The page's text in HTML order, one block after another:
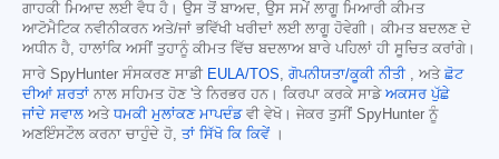
ਗਾਹਕੀ ਮਿਆਦ ਲਈ ਵੈਧ ਹੈ। ਉਸ ਤੋਂ ਬਾਅਦ, ਉਸ ਸਮੇਂ ਲਾਗੂ ਮਿਆਰੀ ਕੀਮਤ
ਆਟੋਮੈਟਿਕ ਨਵੀਨੀਕਰਨ ਅਤੇ/ਜਾਂ ਭਵਿੱਖੀ ਖਰੀਦਾਂ ਲਈ ਲਾਗੂ ਹੋਵੇਗੀ। ਕੀਮਤ ਬਦਲਣ ਦੇ
ਅਧੀਨ ਹੈ, ਹਾਲਾਂਕਿ ਅਸੀਂ ਤੁਹਾਨੂੰ ਕੀਮਤ ਵਿੱਚ ਬਦਲਾਅ ਬਾਰੇ ਪਹਿਲਾਂ ਹੀ ਸੂਚਿਤ ਕਰਾਂਗੇ।
ਸਾਰੇ SpyHunter ਸੰਸਕਰਣ ਸਾਡੀ EULA/TOS, ਗੋਪਨੀਯਤਾ/ਕੂਕੀ ਨੀਤੀ , ਅਤੇ ਛੋਟ
ਦੀਆਂ ਸ਼ਰਤਾਂ ਨਾਲ ਸਹਿਮਤ ਹੋਣ 'ਤੇ ਨਿਰਭਰ ਹਨ। ਕਿਰਪਾ ਕਰਕੇ ਸਾਡੇ ਅਕਸਰ ਪੁੱਛੇ
ਜਾਂਦੇ ਸਵਾਲ ਅਤੇ ਧਮਕੀ ਮੁਲਾਂਕਣ ਮਾਪਦੰਡਵੀ ਵੇਖੋ। ਜੇਕਰ ਤੁਸੀਂ SpyHunter ਨੂੰ
ਅਣਇੰਸਟੌਲ ਕਰਨਾ ਚਾਹੁੰਦੇ ਹੋ, ਤਾਂ ਸਿੱਖੋ ਕਿ ਕਿਵੇਂ।